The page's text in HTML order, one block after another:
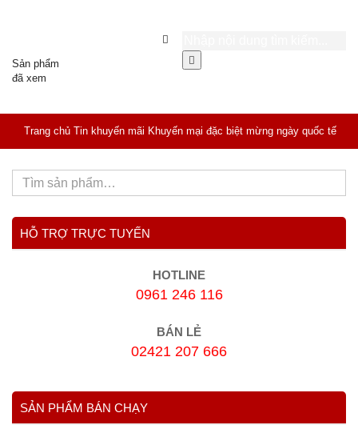
Sản phẩm
đã xem
Trang chủ Tin khuyến mãi Khuyến mại đặc biệt mừng ngày quốc tế
HỖ TRỢ TRỰC TUYẾN
HOTLINE
0961 246 116
BÁN LẺ
02421 207 666
SẢN PHẨM BÁN CHẠY